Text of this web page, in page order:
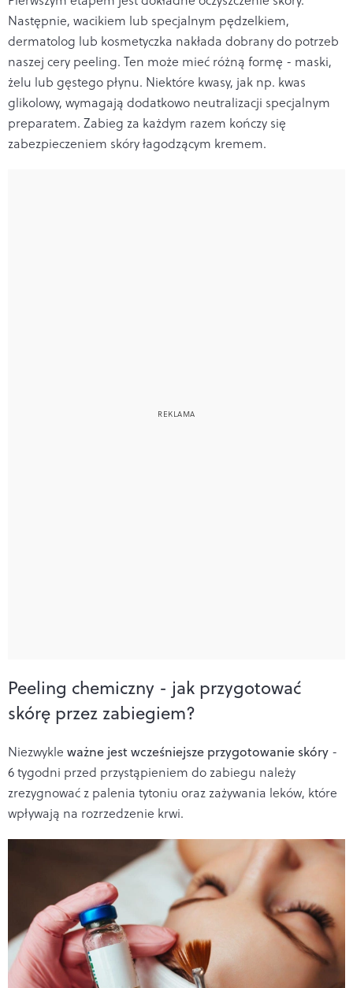
Następnie, wacikiem lub specjalnym pędzelkiem,
dermatolog lub kosmetyczka nakłada dobrany do potrzeb
naszej cery peeling. Ten może mieć różną formę - maski,
żelu lub gęstego płynu. Niektóre kwasy, jak np. kwas
glikolowy, wymagają dodatkowo neutralizacji specjalnym
preparatem. Zabieg za każdym razem kończy się
zabezpieczeniem skóry łagodzącym kremem.
Peeling chemiczny - jak przygotować
skórę przez zabiegiem?
Niezwykle ważne jestwcześniejsze przygotowanie skóry -
6 tygodni przed przystąpieniem do zabiegu należy
zrezygnować z palenia tytoniu oraz zażywania leków, które
wpływają na rozrzedzenie krwi.